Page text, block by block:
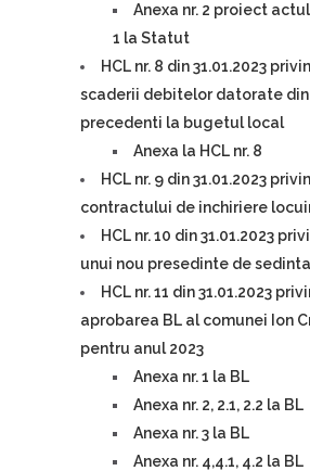
Anexa nr. 2 proiect
1 la Statut
HCL nr. 8 din 31.01.2023
scaderii debitelor datorate din
precedenti la bugetul local
Anexa la HCL nr. 8
HCL nr. 9 din 31.01.2023
contractului de inchiriere
HCL nr. 10 din 31.01.2023
unui nou presedinte de sedinta
HCL nr. 11 din 31.01.2023
aprobarea BL al comunei Ion
pentru anul 2023
Anexa nr. 1 la BL
Anexa nr. 2, 2.1, 2.2 la BL
Anexa nr. 3 la BL
Anexa nr. 4,4.1, 4.2 la BL